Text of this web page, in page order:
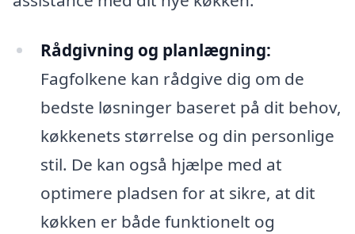
Rådgivning og planlægning:
Fagfolkene kan rådgive dig om de
bedste løsninger baseret på dit behov,
køkkenets størrelse og din personlige
stil. De kan også hjælpe med at
optimere pladsen for at sikre, at dit
køkken er både funktionelt og